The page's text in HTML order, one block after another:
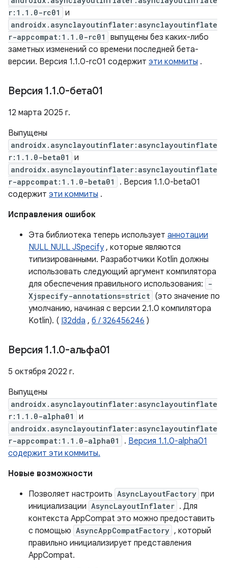
r:1.1.0-rc01
и
androidx.asynclayoutinflater:asynclayoutinflate
r-appcompat:1.1.0-rc01
выпущены без каких-либо
заметных изменений со времени последней бета-
версии. Версия 1.1.0-rc01 содержит эти коммиты .
Версия 1.1.0-бета01
12 марта 2025 г.
Выпущены
androidx.asynclayoutinflater:asynclayoutinflate
r:1.1.0-beta01
и
androidx.asynclayoutinflater:asynclayoutinflate
r-appcompat:1.1.0-beta01
. Версия 1.1.0-beta01
содержит эти коммиты .
Исправления ошибок
Эта библиотека теперь использует аннотации
NULL NULL JSpecify, которые являются
типизированными. Разработчики Kotlin должны
использовать следующий аргумент компилятора
для обеспечения правильного использования:
-
Xjspecify-annotations=strict (это значение по
умолчанию, начиная с версии 2.1.0 компилятора
Kotlin). ( I32dda , б / 326456246 )
Версия 1.1.0-альфа01
5 октября 2022 г.
Выпущены
androidx.asynclayoutinflater:asynclayoutinflate
r:1.1.0-alpha01
и
androidx.asynclayoutinflater:asynclayoutinflate
r-appcompat:1.1.0-alpha01
. Версия 1.1.0-alpha01
содержит эти коммиты.
Новые возможности
Позволяет настроить AsyncLayoutFactory при
инициализации AsyncLayoutInflater . Для
контекста AppCompat это можно предоставить
с помощью AsyncAppCompatFactory , который
правильно инициализирует представления
AppCompat.